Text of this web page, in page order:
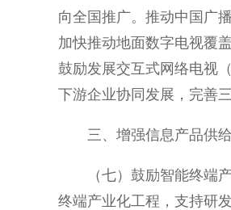
向全国推广。推动中国广
加快推动地面数字电视覆
鼓励发展交互式网络电视
下游企业协同发展，完善
三、增强信息产品供
（七）鼓励智能终端
终端产业化工程，支持研